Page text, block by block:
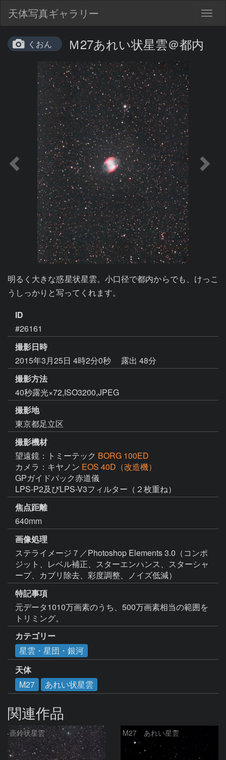
天体写真ギャラリー
くおん Ｍ27あれい状星雲＠都内
明るく大きな惑星状星雲。小口径で都内からでも、けっこ
うしっかりと写ってくれます。
ID
#26161
撮影日時
2015年3月25日 4時2分0秒
露出 48分
撮影方法
40秒露光×72,ISO3200,JPEG
撮影地
東京都足立区
撮影機材
望遠鏡：トミーテック BORG 100ED
カメラ：キヤノン EOS 40D（改造機）
GPガイドパック赤道儀
焦点距離
640mm
画像処理
ステライメージ７／Photoshop Elements 3.0（コンポ
ジット、レベル補正、スターエンハンス、スターシャ
ープ、カブリ除去、彩度調整、ノイズ低減）
特記事項
元データ1010万画素のうち、500万画素相当の範囲を
トリミング。
カテゴリー
星雲・星団・銀河
天体
M27
あれい状星雲
関連作品
亜鈴状星雲 M27 あれい星雲